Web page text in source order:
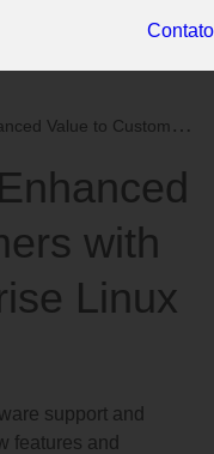
Contato
with Red Hat Enterprise Lin...
with
Linux
support and
features and